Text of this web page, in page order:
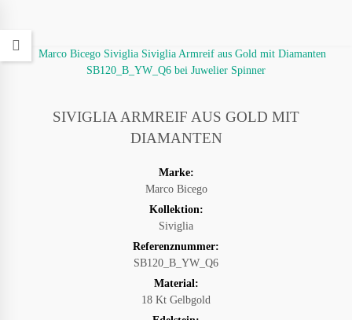
SIVIGLIA ARMREIF AUS GOLD MIT
DIAMANTEN
Marke:
Marco Bicego
Kollektion:
Siviglia
Referenznummer:
SB120_B_YW_Q6
Material:
18 Kt Gelbgold